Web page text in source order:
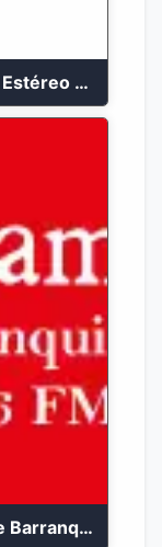
Guarzo Estéreo 24/7
Bésame Barranquilla en vivo 88.6 FM